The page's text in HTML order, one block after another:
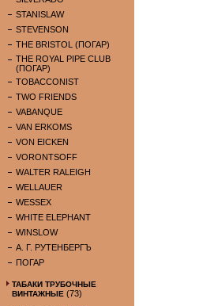
STANISLAW
STEVENSON
THE BRISTOL (ПОГАР)
THE ROYAL PIPE CLUB
(ПОГАР)
TOBACCONIST
TWO FRIENDS
VABANQUE
VAN ERKOMS
VON EICKEN
VORONTSOFF
WALTER RALEIGH
WELLAUER
WESSEX
WHITE ELEPHANT
WINSLOW
А. Г. РУТЕНБЕРГЪ
ПОГАР
ТАБАКИ ТРУБОЧНЫЕ
ВИНТАЖНЫЕ (73)